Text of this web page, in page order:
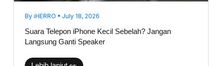
By iHERRO • July 18, 2026
Suara Telepon iPhone Kecil Sebelah? Jangan
Langsung Ganti Speaker